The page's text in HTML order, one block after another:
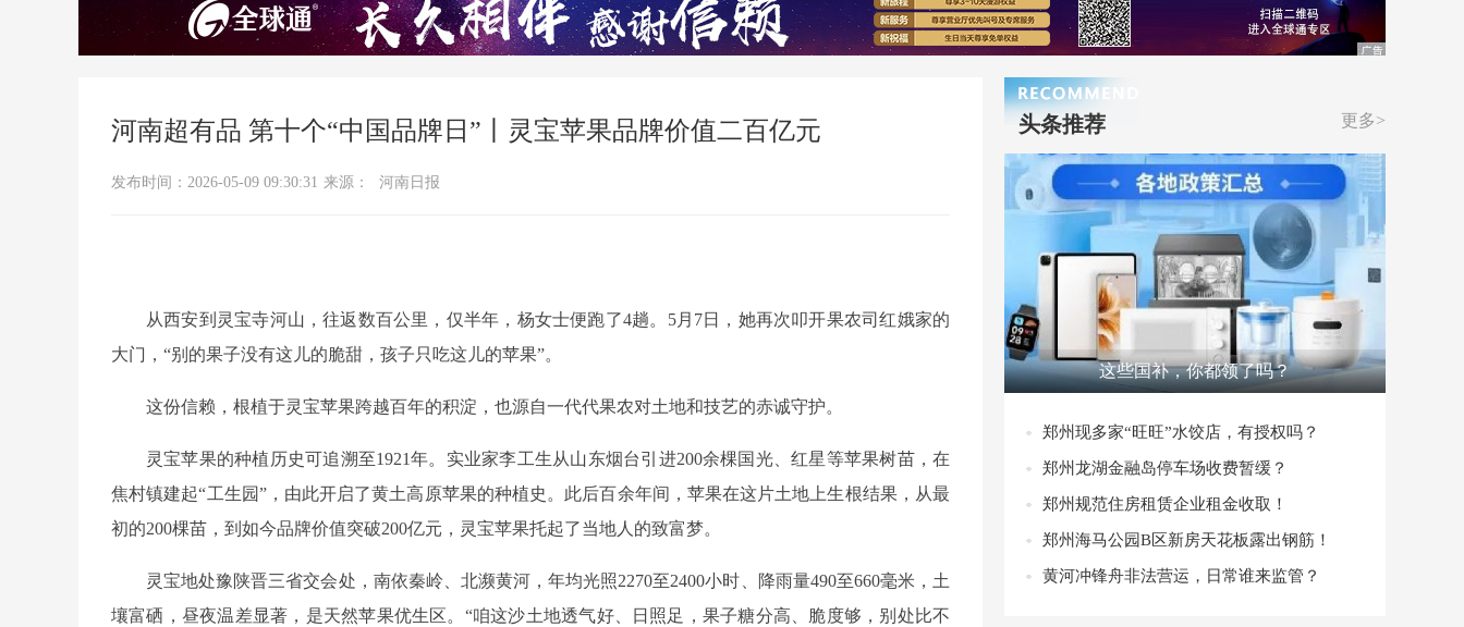
河南超有品 第十个“中国品牌日”丨灵宝苹果品牌价值二百亿元
发布时间：2026-05-09 09:30:31 来源： 河南日报
从西安到灵宝寺河山，往返数百公里，仅半年，杨女士便跑了4趟。5月7日，她再次叩开果农司红娥家的
大门，“别的果子没有这儿的脆甜，孩子只吃这儿的苹果”。
这份信赖，根植于灵宝苹果跨越百年的积淀，也源自一代代果农对土地和技艺的赤诚守护。
灵宝苹果的种植历史可追溯至1921年。实业家李工生从山东烟台引进200余棵国光、红星等苹果树苗，在
焦村镇建起“工生园”，由此开启了黄土高原苹果的种植史。此后百余年间，苹果在这片土地上生根结果，从最
初的200棵苗，到如今品牌价值突破200亿元，灵宝苹果托起了当地人的致富梦。
灵宝地处豫陕晋三省交会处，南依秦岭、北濒黄河，年均光照2270至2400小时、降雨量490至660毫米，土
壤富硒，昼夜温差显著，是天然苹果优生区。“咱这沙土地透气好、日照足，果子糖分高、脆度够，别处比不
更多>
头条推荐
这些国补，你都领了吗？
郑州现多家“旺旺”水饺店，有授权吗？
郑州龙湖金融岛停车场收费暂缓？
郑州规范住房租赁企业租金收取！
郑州海马公园B区新房天花板露出钢筋！
黄河冲锋舟非法营运，日常谁来监管？